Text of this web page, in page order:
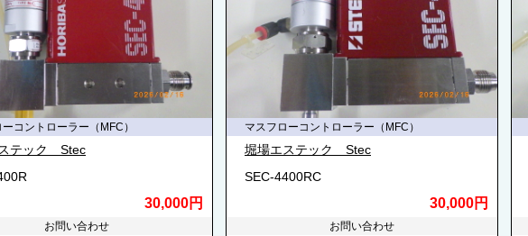
コントローラー（MFC）
テック Stec
30,000円
お問い合わせ
マスフローコントローラー（MFC）
堀場エステック Stec
SEC-4400RC
30,000円
お問い合わせ